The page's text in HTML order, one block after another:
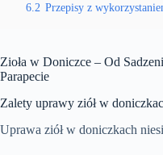
6.2 Przepisy z
Zioła w Doniczce – Od
Parapecie
Zalety uprawy ziół w
Uprawa ziół w doniczkach